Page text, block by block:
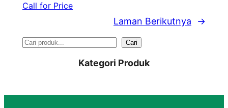
Call for Price
Laman Berikutnya →
S
r
Cari
Kategori Produk